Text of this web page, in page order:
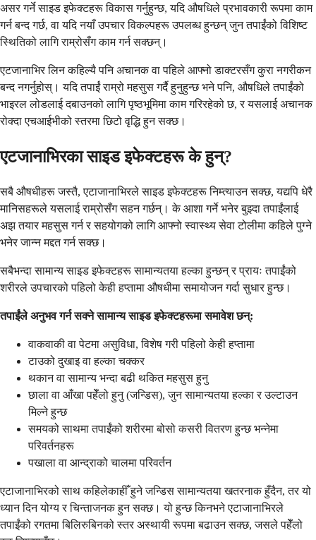
असर गर्ने साइड इफेक्टहरू विकास गर्नुहुन्छ, यदि औषधिले प्रभावकारी रूपमा काम
गर्न बन्द गर्छ, वा यदि नयाँ उपचार विकल्पहरू उपलब्ध हुन्छन् जुन तपाईंको विशिष्ट
स्थितिको लागि राम्रोसँग काम गर्न सक्छन्।
एटजानाभिर लिन कहिल्यै पनि अचानक वा पहिले आफ्नो डाक्टरसँग कुरा नगरीकन
बन्द नगर्नुहोस्। यदि तपाईं राम्रो महसुस गर्दै हुनुहुन्छ भने पनि, औषधिले तपाईंको
भाइरल लोडलाई दबाउनको लागि पृष्ठभूमिमा काम गरिरहेको छ, र यसलाई अचानक
रोक्दा एचआईभीको स्तरमा छिटो वृद्धि हुन सक्छ।
एटजानाभिरका साइड इफेक्टहरू के हुन्?
सबै औषधीहरू जस्तै, एटाजानाभिरले साइड इफेक्टहरू निम्त्याउन सक्छ, यद्यपि धेरै
मानिसहरूले यसलाई राम्रोसँग सहन गर्छन्। के आशा गर्ने भनेर बुझ्दा तपाईंलाई
अझ तयार महसुस गर्न र सहयोगको लागि आफ्नो स्वास्थ्य सेवा टोलीमा कहिले पुग्ने
भनेर जान्न मद्दत गर्न सक्छ।
सबैभन्दा सामान्य साइड इफेक्टहरू सामान्यतया हल्का हुन्छन् र प्रायः तपाईंको
शरीरले उपचारको पहिलो केही हप्तामा औषधीमा समायोजन गर्दा सुधार हुन्छ।
तपाईंले अनुभव गर्न सक्ने सामान्य साइड इफेक्टहरूमा समावेश छन्:
वाकवाकी वा पेटमा असुविधा, विशेष गरी पहिलो केही हप्तामा
टाउको दुखाइ वा हल्का चक्कर
थकान वा सामान्य भन्दा बढी थकित महसुस हुनु
छाला वा आँखा पहेँलो हुनु (जन्डिस), जुन सामान्यतया हल्का र उल्टाउन
मिल्ने हुन्छ
समयको साथमा तपाईंको शरीरमा बोसो कसरी वितरण हुन्छ भन्नेमा
परिवर्तनहरू
पखाला वा आन्द्राको चालमा परिवर्तन
एटाजानाभिरको साथ कहिलेकाहीँ हुने जन्डिस सामान्यतया खतरनाक हुँदैन, तर यो
ध्यान दिन योग्य र चिन्ताजनक हुन सक्छ। यो हुन्छ किनभने एटाजानाभिरले
तपाईंको रगतमा बिलिरुबिनको स्तर अस्थायी रूपमा बढाउन सक्छ, जसले पहेँलो